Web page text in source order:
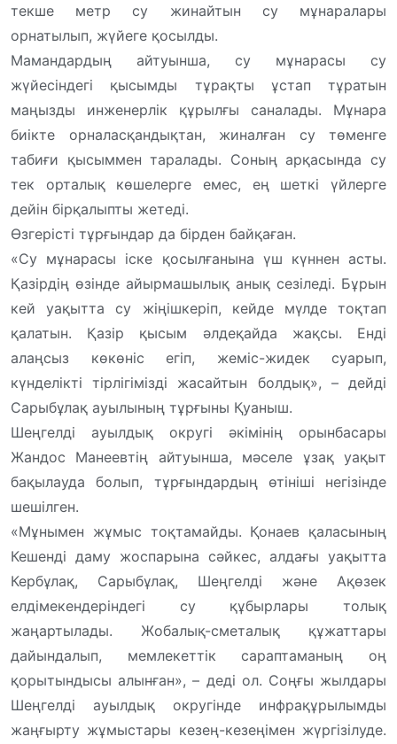
текше метр су жинайтын су мұнаралары
орнатылып, жүйеге қосылды.
Мамандардың айтуынша, су мұнарасы су
жүйесіндегі қысымды тұрақты ұстап тұратын
маңызды инженерлік құрылғы саналады. Мұнара
биікте орналасқандықтан, жиналған су төменге
табиғи қысыммен таралады. Соның арқасында су
тек орталық көшелерге емес, ең шеткі үйлерге
дейін бірқалыпты жетеді.
Өзгерісті тұрғындар да бірден байқаған.
«Су мұнарасы іске қосылғанына үш күннен асты.
Қазірдің өзінде айырмашылық анық сезіледі. Бұрын
кей уақытта су жіңішкеріп, кейде мүлде тоқтап
қалатын. Қазір қысым әлдеқайда жақсы. Енді
алаңсыз көкөніс егіп, жеміс-жидек суарып,
күнделікті тірлігімізді жасайтын болдық», – дейді
Сарыбұлақ ауылының тұрғыны Қуаныш.
Шеңгелді ауылдық округі әкімінің орынбасары
Жандос Манеевтің айтуынша, мәселе ұзақ уақыт
бақылауда болып, тұрғындардың өтініші негізінде
шешілген.
«Мұнымен жұмыс тоқтамайды. Қонаев қаласының
Кешенді даму жоспарына сәйкес, алдағы уақытта
Кербұлақ, Сарыбұлақ, Шеңгелді және Ақөзек
елдімекендеріндегі су құбырлары толық
жаңартылады. Жобалық-сметалық құжаттары
дайындалып, мемлекеттік сараптаманың оң
қорытындысы алынған», – деді ол. Соңғы жылдары
Шеңгелді ауылдық округінде инфрақұрылымды
жаңғырту жұмыстары кезең-кезеңімен жүргізілуде.